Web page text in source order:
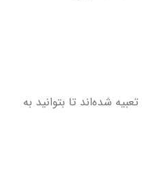
شده‌اند تا بتوانید به